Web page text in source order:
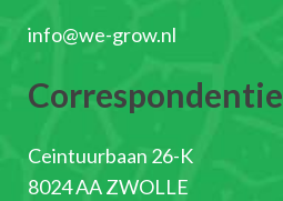
info@we-grow.nl
Correspondentie
Ceintuurbaan 26-K
8024 AA ZWOLLE